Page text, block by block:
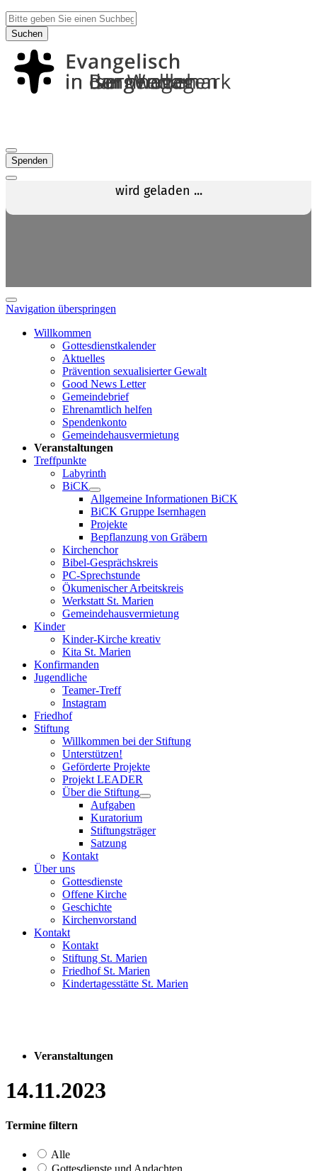
Suchen
Spenden
Navigation überspringen
Willkommen
Gottesdienstkalender
Aktuelles
Prävention sexualisierter Gewalt
Good News Letter
Gemeindebrief
Ehrenamtlich helfen
Spendenkonto
Gemeindehausvermietung
Veranstaltungen
Treffpunkte
Labyrinth
BiCK
Allgemeine Informationen BiCK
BiCK Gruppe Isernhagen
Projekte
Bepflanzung von Gräbern
Kirchenchor
Bibel-Gesprächskreis
PC-Sprechstunde
Ökumenischer Arbeitskreis
Werkstatt St. Marien
Gemeindehausvermietung
Kinder
Kinder-Kirche kreativ
Kita St. Marien
Konfirmanden
Jugendliche
Teamer-Treff
Instagram
Friedhof
Stiftung
Willkommen bei der Stiftung
Unterstützen!
Geförderte Projekte
Projekt LEADER
Über die Stiftung
Aufgaben
Kuratorium
Stiftungsträger
Satzung
Kontakt
Über uns
Gottesdienste
Offene Kirche
Geschichte
Kirchenvorstand
Kontakt
Kontakt
Stiftung St. Marien
Friedhof St. Marien
Kindertagesstätte St. Marien
Veranstaltungen
14.11.2023
Termine filtern
Alle